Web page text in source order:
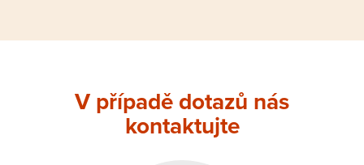
zdravotní stav osoby vyžaduje poskytnutí
ústavní péče ve zdravotnickém zařízení
V případě dotazů nás
kontaktujte